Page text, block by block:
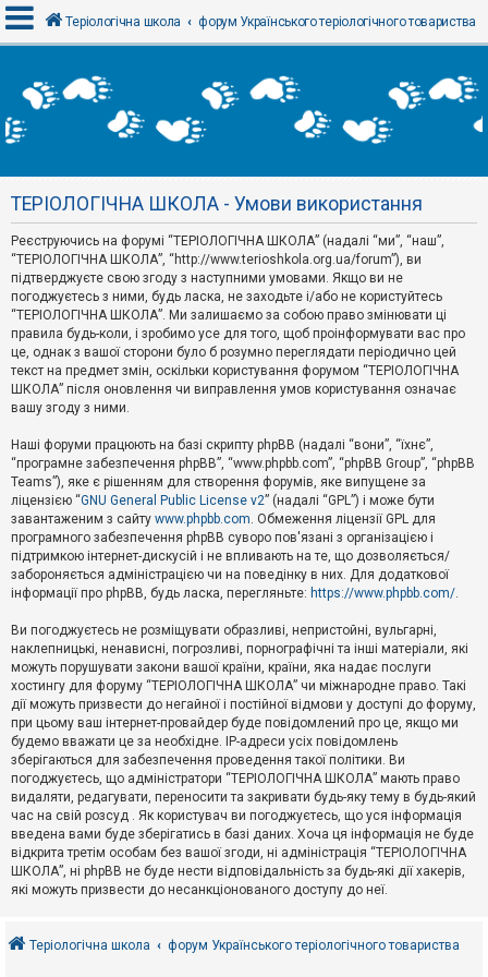
х
і
Р
є
с
т
р
а
ц
я
Т
м
и
б
е
з
в
і
д
п
о
в
д
й
А
к
т
и
в
н
т
е
м
и
о
Теріологічна школа форум Українського теріологічного товариства
ТЕРІОЛОГІЧНА ШКОЛА - Умови використання
Реєструючись на форумі “ТЕРІОЛОГІЧНА ШКОЛА” (надалі “ми”, “наш”,
“ТЕРІОЛОГІЧНА ШКОЛА”, “http://www.terioshkola.org.ua/forum”), ви
підтверджуєте свою згоду з наступними умовами. Якщо ви не
погоджуєтесь з ними, будь ласка, не заходьте і/або не користуйтесь
“ТЕРІОЛОГІЧНА ШКОЛА”. Ми залишаємо за собою право змінювати ці
правила будь-коли, і зробимо усе для того, щоб проінформувати вас про
це, однак з вашої сторони було б розумно переглядати періодично цей
текст на предмет змін, оскільки користування форумом “ТЕРІОЛОГІЧНА
ШКОЛА” після оновлення чи виправлення умов користування означає
вашу згоду з ними.
Наші форуми працюють на базі скрипту phpBB (надалі “вони”, “їхнє”,
“програмне забезпечення phpBB”, “www.phpbb.com”, “phpBB Group”, “phpBB
Teams”), яке є рішенням для створення форумів, яке випущене за
ліцензією “GNU General Public License v2” (надалі “GPL”) і може бути
завантаженим з сайту www.phpbb.com. Обмеження ліцензії GPL для
програмного забезпечення phpBB суворо пов'язані з організацією і
підтримкою інтернет-дискусій і не впливають на те, що дозволяється/
забороняється адміністрацією чи на поведінку в них. Для додаткової
інформації про phpBB, будь ласка, перегляньте: https://www.phpbb.com/.
Ви погоджуєтесь не розміщувати образливі, непристойні, вульгарні,
наклепницькі, ненависні, погрозливі, порнографічні та інші матеріали, які
можуть порушувати закони вашої країни, країни, яка надає послуги
хостингу для форуму “ТЕРІОЛОГІЧНА ШКОЛА” чи міжнародне право. Такі
дії можуть призвести до негайної і постійної відмови у доступі до форуму,
при цьому ваш інтернет-провайдер буде повідомлений про це, якщо ми
будемо вважати це за необхідне. IP-адреси усіх повідомлень
зберігаються для забезпечення проведення такої політики. Ви
погоджуєтесь, що адміністратори “ТЕРІОЛОГІЧНА ШКОЛА” мають право
видаляти, редагувати, переносити та закривати будь-яку тему в будь-який
час на свій розсуд . Як користувач ви погоджуєтесь, що уся інформація
введена вами буде зберігатись в базі даних. Хоча ця інформація не буде
відкрита третім особам без вашої згоди, ні адміністрація “ТЕРІОЛОГІЧНА
ШКОЛА”, ні phpBB не буде нести відповідальність за будь-які дії хакерів,
які можуть призвести до несанкціонованого доступу до неї.
Теріологічна школа форум Українського теріологічного товариства